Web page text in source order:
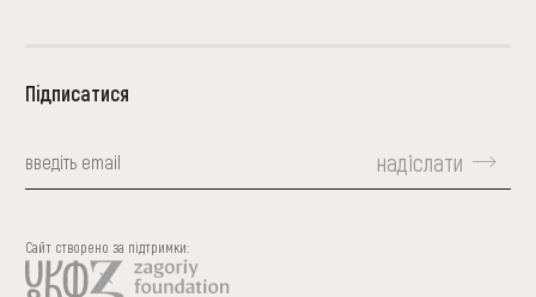
Підписатися
надіслати
Сайт створено за підтримки: